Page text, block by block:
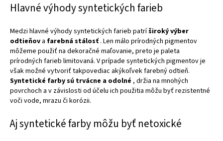
Hlavné výhody syntetických farieb
Medzi hlavné výhody syntetických farieb patríširoký výber
odtieňov a farebná stálosť . Len málo prírodných pigmentov
môžeme použiť na dekoračné maľovanie, preto je paleta
prírodných farieb limitovaná. V prípade syntetických pigmentov je
však možné vytvoriť takpovediac akýkoľvek farebný odtieň.
Syntetické farby sú trvácne a odolné , držia na mnohých
povrchoch a v závislosti od účelu ich použitia môžu byť rezistentné
voči vode, mrazu či korózii.
Aj syntetické farby môžu byť netoxické